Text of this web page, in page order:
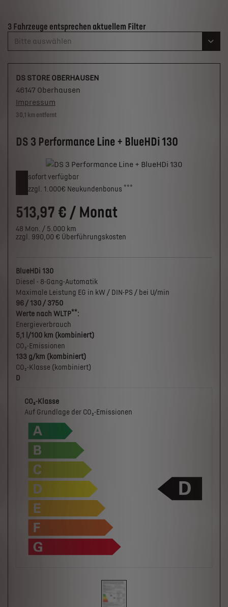
Suchergebnisse
3 Fahrzeuge entsprechen aktuellem Filter
Bitte auswählen
30,1 km entfernt
DS 3 Performance Line + BlueHDi 130
sofort verfügbar
zzgl. 1.000€ Neukunden­bonus ***
513,97 € / Monat
48 Mon. / 5.000 km
zzgl. 990,00 € Überführungskosten
DS STORE OBERHAUSEN
46147 Oberhausen
Impressum
BlueHDi 130
Diesel - 8-Gang-Automatik
Maximale Leistung EG in kW / DIN-PS / bei U/min
96 / 130 / 3750
Werte nach WLTP**:
Energieverbrauch
5,1 l/100 km (kombiniert)
CO₂-Emissionen
133 g/km (kombiniert)
CO₂-Klasse (kombiniert)
D
CO₂-Klasse
Auf Grundlage der CO₂-Emissionen